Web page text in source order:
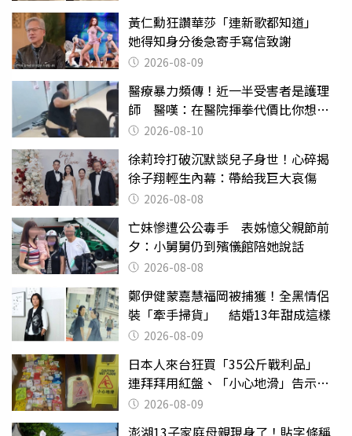
黃仁勳狂讚華莎「連新歌都知道」
她得知身分後急寄手寫信致謝
2026-08-09
醫療暴力頻傳！近一半受害者是護理
師 醫嘆：在醫院揮拳代價比你想像
的還要大
2026-08-10
徐莉玲打破沉默談兒子身世！心碎揭
徐子翔輕生內幕：帶給我巨大哀傷
2026-08-08
亡妹慘遭公公毒手 表姊憶父親節前
夕：小舅舅仍到殯儀館陪她說話
2026-08-08
鄭伊健蒙嘉慧福岡被捕獲！全黑情侶
裝「牽手掃貨」 結婚13年甜成這樣
2026-08-09
日本人來台狂買「35公斤戰利品」
連拜拜用紅盤、「小心地滑」告示牌
也帶回家
2026-08-09
澎湖13子家庭母親現身了！貼字條稱